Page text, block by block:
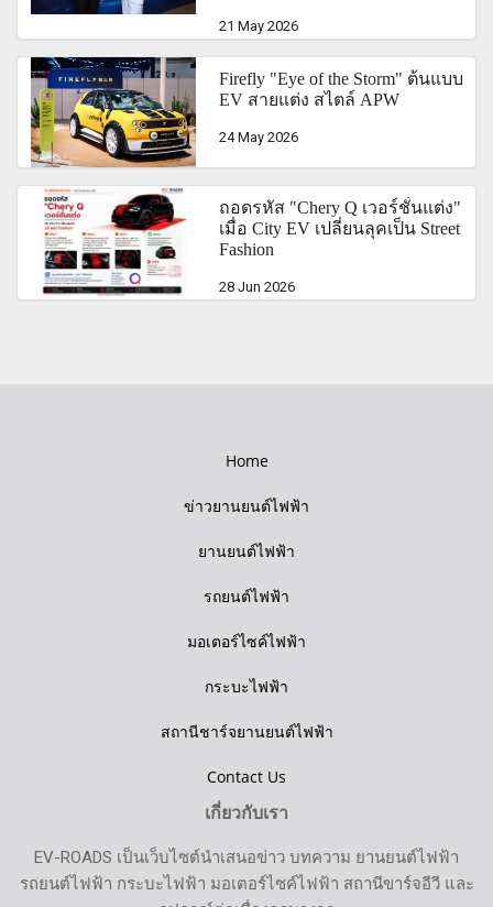
21 May 2026
Firefly "Eye of the Storm" ต้นแบบ
EV สายแต่ง สไตล์ APW
24 May 2026
ถอดรหัส "Chery Q เวอร์ชั่นแต่ง"
เมื่อ City EV เปลี่ยนลุคเป็น Street
Fashion
28 Jun 2026
Home
ข่าวยานยนต์ไฟฟ้า
ยานยนต์ไฟฟ้า
รถยนต์ไฟฟ้า
มอเตอร์ไซค์ไฟฟ้า
กระบะไฟฟ้า
สถานีชาร์จยานยนต์ไฟฟ้า
Contact Us
เกี่ยวกับเรา
EV-ROADS เป็นเว็บไซต์นำเสนอข่าว บทความ ยานยนต์ไฟฟ้า
รถยนต์ไฟฟ้า กระบะไฟฟ้า มอเตอร์ไซค์ไฟฟ้า สถานีขาร์จอีวี และ